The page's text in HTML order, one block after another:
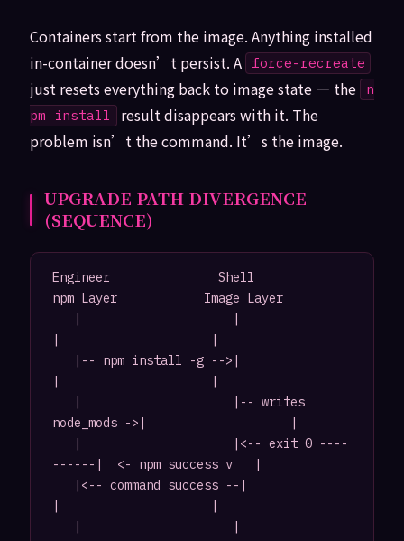
Containers start from the image. Anything installed
in-container doesn’t persist. A
force-recreate
just resets everything back to image state — the
n
pm install
result disappears with it. The
problem isn’t the command. It’s the image.
UPGRADE PATH DIVERGENCE
(SEQUENCE)
Engineer               Shell
npm Layer            Image Layer
|                     |
|                     |
node_mods ->|                    |
------|  <- npm success v   |
|                     |